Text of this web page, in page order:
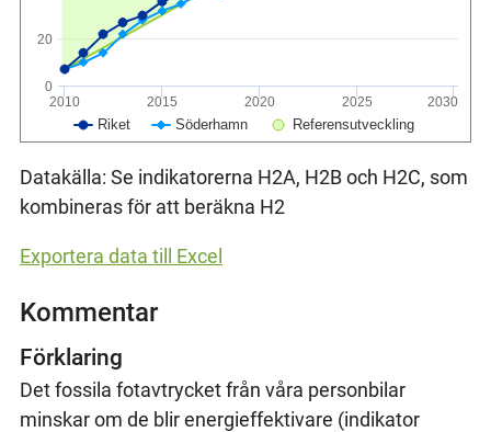
Riket Söderhamn Referensutveckling
2010 2015 2020 2025 2030
0
20
Datakälla: Se indikatorerna H2A, H2B och H2C, som
kombineras för att beräkna H2
Exportera data till Excel
Kommentar
Förklaring
Det fossila fotavtrycket från våra personbilar
minskar om de blir energieffektivare (indikator